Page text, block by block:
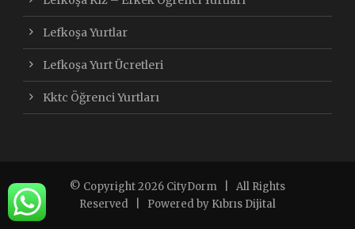
Lefkoşa Yurtlar
Lefkoşa Yurt Ücretleri
Kktc Öğrenci Yurtları
© Copyright2026 CityDorm | All Rights
Reserved | Powered by Kıbrıs Dijital